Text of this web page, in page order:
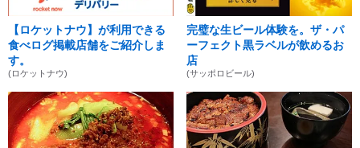
【ロケットナウ】が利用できる
食べログ掲載店舗をご紹介しま
す。
(ロケットナウ)
完璧な生ビール体験を。ザ・パ
ーフェクト黒ラベルが飲めるお
店
(サッポロビール)